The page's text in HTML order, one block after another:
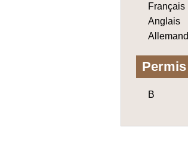
Français
Anglais
Allemand
Permis
B